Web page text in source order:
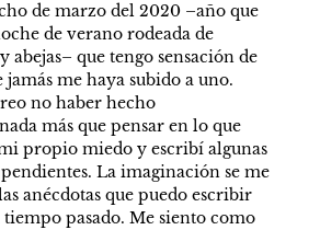
de marzo del 2020 –año que
de verano rodeada de
abejas– que tengo sensación de
me haya subido a uno.
no haber hecho
más que pensar en lo que
propio miedo y escribí algunas
La imaginación se me
anécdotas que puedo escribir
pasado. Me siento como